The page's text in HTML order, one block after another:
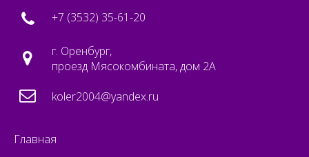
+7 (3532) 35-61-20
г. Оренбург,
проезд Мясокомбината, дом 2А
koler2004@yandex.ru
Главная